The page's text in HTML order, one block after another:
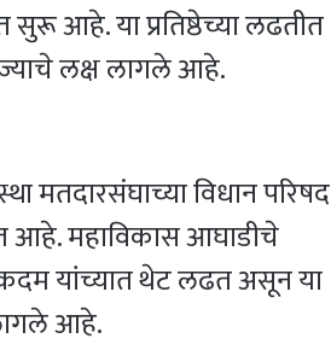
आहे. या प्रतिष्ठेच्या लढतीत
लक्ष लागले आहे.
मतदारसंघाच्या विधान परिषद
आहे. महाविकास आघाडीचे
यांच्यात थेट लढत असून या
आहे.